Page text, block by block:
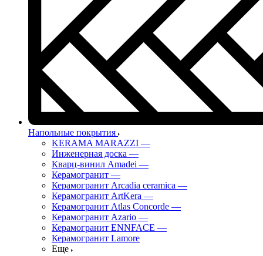
Напольные покрытия
KERAMA MARAZZI —
Инженерная доска —
Кварц-винил Amadei —
Керамогранит —
Керамогранит Arcadia ceramica —
Керамогранит ArtKera —
Керамогранит Atlas Concorde —
Керамогранит Azario —
Керамогранит ENNFACE —
Керамогранит Lamore
Еще